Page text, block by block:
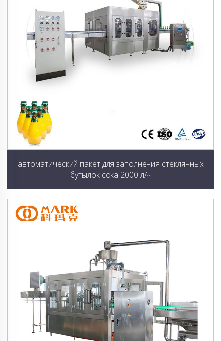
автоматический пакет для заполнения стеклянных
бутылок сока 2000 л/ч